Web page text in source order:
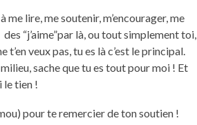
lire, me soutenir, m’encourager, me
“j’aime”par là, ou tout simplement toi,
veux pas, tu es là c’est le principal.
sache que tu es tout pour moi ! Et
le tien !
pour te remercier de ton soutien !